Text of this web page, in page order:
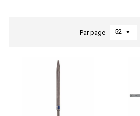
Par page 52